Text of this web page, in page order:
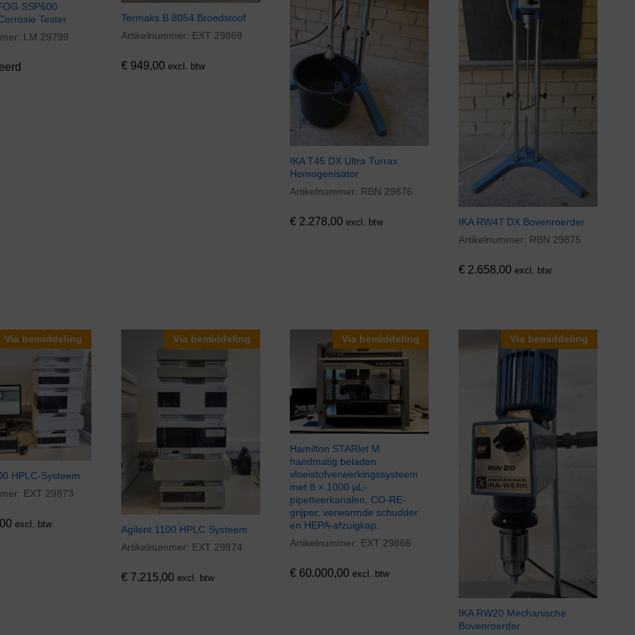
SSP600
Tester
LM 29799
Termaks B 8054 Broedstoof
Artikelnummer: EXT 29869
€949,00 excl. btw
€949,00
IKA T45 DX Ultra Turrax
Homogenisator
Artikelnummer: RBN 29876
€2.278,00 excl. btw
€2.278,00
IKA RW47 DX Bovenroerder
Artikelnummer: RBN 29875
€2.658,00 excl. btw
€2.658,00
Via bemiddeling
HPLC-Systeem
EXT 29873
excl. btw
Via bemiddeling
Agilent 1100 HPLC Systeem
Artikelnummer: EXT 29874
€7.215,00 excl. btw
€7.215,00
Via bemiddeling
Hamilton STARlet M
handmatig beladen
vloeistofverwerkingssysteem
met 8 × 1000 µL-
pipetteerkanalen, CO-RE-
grijper, verwarmde schudder
en HEPA-afzuigkap.
Artikelnummer: EXT 29866
€60.000,00 excl. btw
€60.000,00
Via bemiddeling
IKA RW20 Mechanische
Bovenroerder